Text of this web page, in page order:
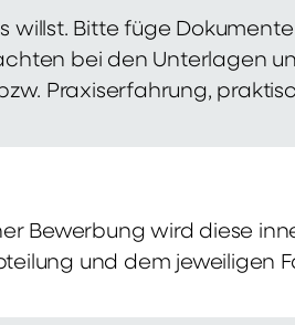
willst. Bitte füge
bei den Unterlagen
Praxiserfahrung,
Bewerbung wird diese
und dem jeweiligen